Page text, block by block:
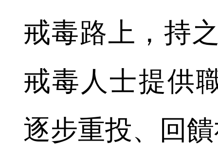
戒毒路上，持
戒毒人士提供
逐步重投、回